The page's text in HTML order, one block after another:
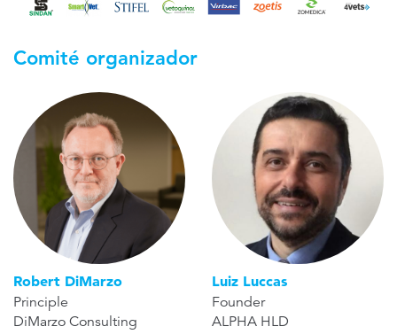
Comité organizador
Robert DiMarzo
Principle
DiMarzo Consulting
Luiz Luccas
Founder
ALPHA HLD